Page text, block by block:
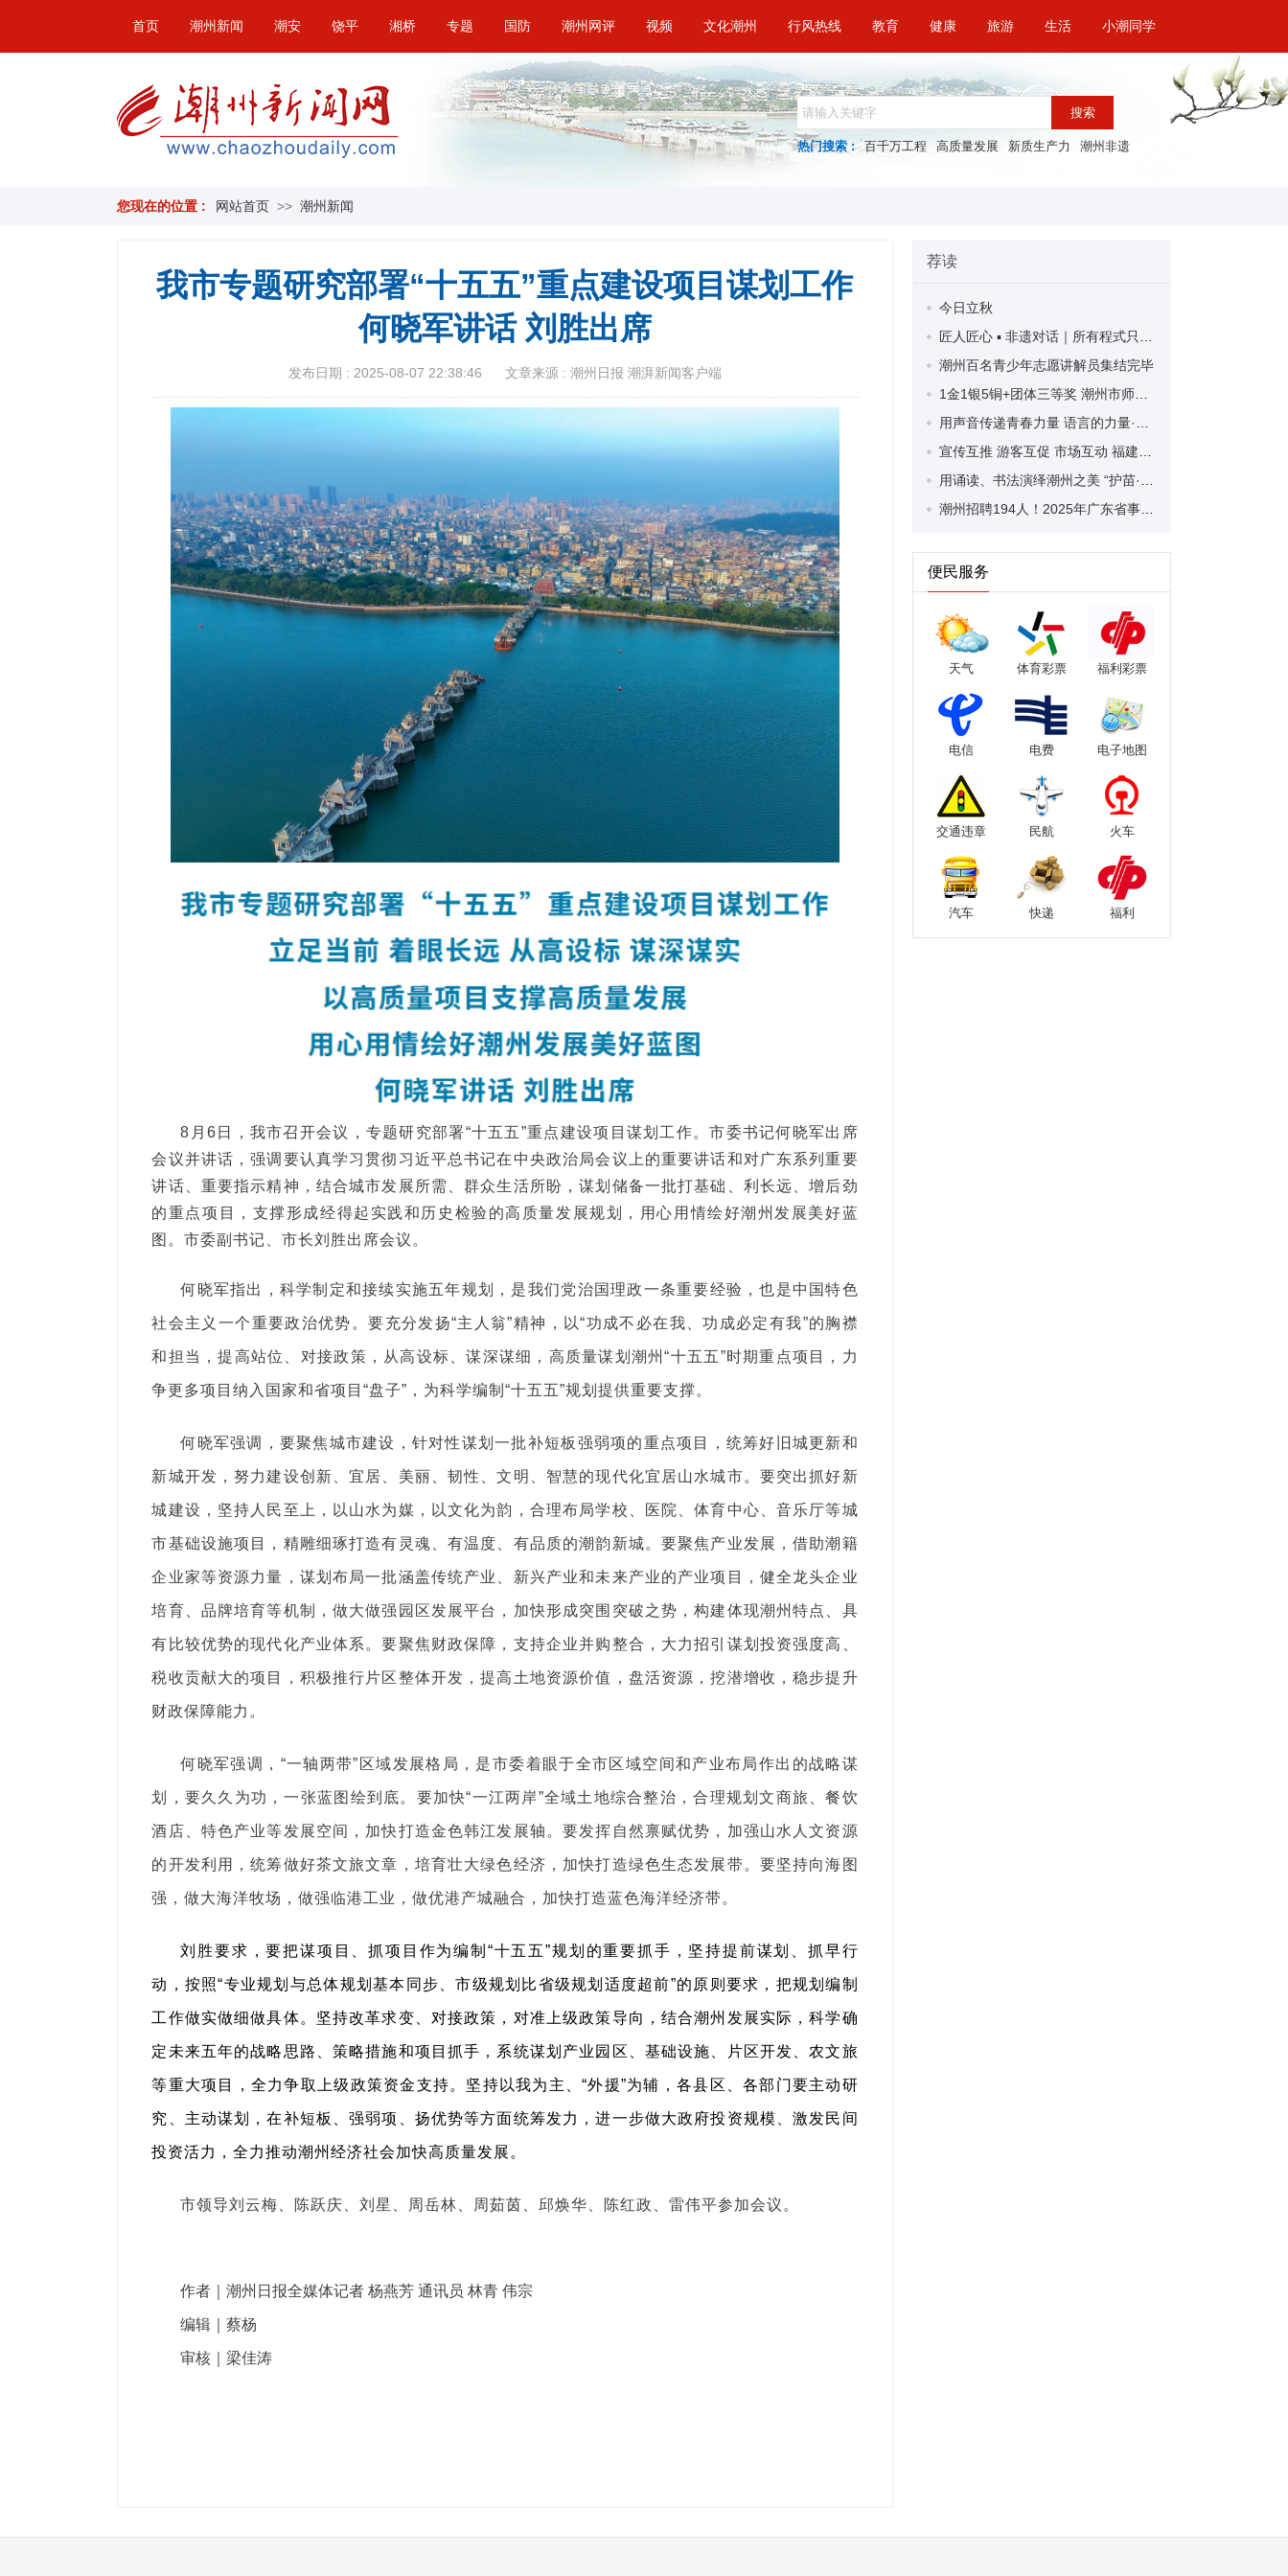
首页 潮州新闻 潮安 饶平 湘桥 专题 国防 潮州网评 视频 文化潮州 行风热线 教育 健康 旅游 生活 小潮同学
搜索
热门搜索 : 百千万工程 高质量发展 新质生产力 潮州非遗
您现在的位置 : 网站首页 >> 潮州新闻
我市专题研究部署“十五五”重点建设项目谋划工作
何晓军讲话 刘胜出席
发布日期 : 2025-08-07 22:38:46 文章来源 : 潮州日报 潮湃新闻客户端
8月6日，我市召开会议，专题研究部署“十五五”重点建设项目谋划工作。市委书记何晓军出席
会议并讲话，强调要认真学习贯彻习近平总书记在中央政治局会议上的重要讲话和对广东系列重要
讲话、重要指示精神，结合城市发展所需、群众生活所盼，谋划储备一批打基础、利长远、增后劲
的重点项目，支撑形成经得起实践和历史检验的高质量发展规划，用心用情绘好潮州发展美好蓝
图。市委副书记、市长刘胜出席会议。
何晓军指出，科学制定和接续实施五年规划，是我们党治国理政一条重要经验，也是中国特色
社会主义一个重要政治优势。要充分发扬“主人翁”精神，以“功成不必在我、功成必定有我”的胸襟
和担当，提高站位、对接政策，从高设标、谋深谋细，高质量谋划潮州“十五五”时期重点项目，力
争更多项目纳入国家和省项目“盘子”，为科学编制“十五五”规划提供重要支撑。
何晓军强调，要聚焦城市建设，针对性谋划一批补短板强弱项的重点项目，统筹好旧城更新和
新城开发，努力建设创新、宜居、美丽、韧性、文明、智慧的现代化宜居山水城市。要突出抓好新
城建设，坚持人民至上，以山水为媒，以文化为韵，合理布局学校、医院、体育中心、音乐厅等城
市基础设施项目，精雕细琢打造有灵魂、有温度、有品质的潮韵新城。要聚焦产业发展，借助潮籍
企业家等资源力量，谋划布局一批涵盖传统产业、新兴产业和未来产业的产业项目，健全龙头企业
培育、品牌培育等机制，做大做强园区发展平台，加快形成突围突破之势，构建体现潮州特点、具
有比较优势的现代化产业体系。要聚焦财政保障，支持企业并购整合，大力招引谋划投资强度高、
税收贡献大的项目，积极推行片区整体开发，提高土地资源价值，盘活资源，挖潜增收，稳步提升
财政保障能力。
何晓军强调，“一轴两带”区域发展格局，是市委着眼于全市区域空间和产业布局作出的战略谋
划，要久久为功，一张蓝图绘到底。要加快“一江两岸”全域土地综合整治，合理规划文商旅、餐饮
酒店、特色产业等发展空间，加快打造金色韩江发展轴。要发挥自然禀赋优势，加强山水人文资源
的开发利用，统筹做好茶文旅文章，培育壮大绿色经济，加快打造绿色生态发展带。要坚持向海图
强，做大海洋牧场，做强临港工业，做优港产城融合，加快打造蓝色海洋经济带。
刘胜要求，要把谋项目、抓项目作为编制“十五五”规划的重要抓手，坚持提前谋划、抓早行
动，按照“专业规划与总体规划基本同步、市级规划比省级规划适度超前”的原则要求，把规划编制
工作做实做细做具体。坚持改革求变、对接政策，对准上级政策导向，结合潮州发展实际，科学确
定未来五年的战略思路、策略措施和项目抓手，系统谋划产业园区、基础设施、片区开发、农文旅
等重大项目，全力争取上级政策资金支持。坚持以我为主、“外援”为辅，各县区、各部门要主动研
究、主动谋划，在补短板、强弱项、扬优势等方面统筹发力，进一步做大政府投资规模、激发民间
投资活力，全力推动潮州经济社会加快高质量发展。
市领导刘云梅、陈跃庆、刘星、周岳林、周茹茵、邱焕华、陈红政、雷伟平参加会议。
作者｜潮州日报全媒体记者 杨燕芳 通讯员 林青 伟宗
编辑｜蔡杨
审核｜梁佳涛
荐读
今日立秋
潮州百名青少年志愿讲解员集结完毕
便民服务
天气 体育彩票 福利彩票
电信 电费 电子地图
交通违章 民航 火车
汽车 快递 福利